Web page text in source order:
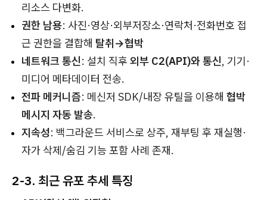
리소스 다변화.
권한 남용: 사진·영상·외부저장소·연락처·전화번호 접
근 권한을 결합해 탈취→협박
네트워크 통신: 설치 직후 외부 C2(API)와 통신, 기기·
미디어 메타데이터 전송.
전파 메커니즘: 메신저 SDK/내장 유틸을 이용해 협박
메시지 자동 발송.
지속성: 백그라운드 서비스로 상주, 재부팅 후 재실행·
자가 삭제/숨김 기능 포함 사례 존재.
2-3. 최근 유포 추세 특징